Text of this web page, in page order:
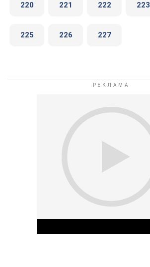
220 221 222 223
225 226 227